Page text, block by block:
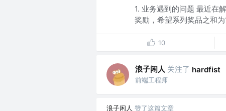
1. 业务遇到的问题 最近在
奖励，希望系列奖品之和
10
浪子闲人 关注了 hardfist
前端工程师
浪子闲人 赞了这篇文章